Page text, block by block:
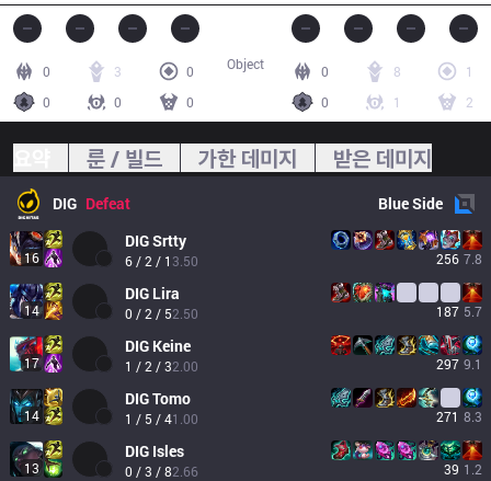
0 3
0
0
0 0
0 8
1
0
1 2
Object
룬 / 빌드 가한 데미지 받은 데미지
DIG Defeat BlueSide
16
DIGSrtty
6 / 2 / 1 3.50 256 7.8
14
DIG Lira
0 / 2 / 52.50 187 5.7
17
DIG Keine
1 / 2 / 32.00 297 9.1
14
DIGTomo
1 / 5 / 41.00 271 8.3
13
DIG Isles
0 / 3 / 82.66 39 1.2